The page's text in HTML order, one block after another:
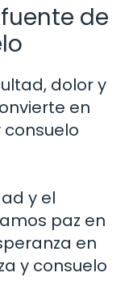
de
dolor y
en
y el
paz en
en
y consuelo